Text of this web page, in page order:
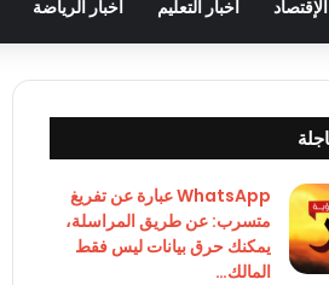
أخبار التعليم أخبار الرياضة
WhatsApp عبارة عن تفريغ
متسرب: عن طريق المراسلة،
يمكنك حرق بيانات ليس فقط
المالك…